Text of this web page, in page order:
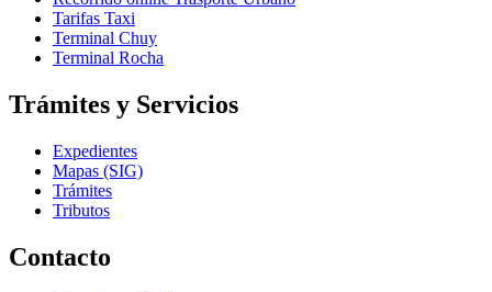
Tarifas Taxi
Terminal Chuy
Terminal Rocha
Trámites y Servicios
Expedientes
Mapas (SIG)
Trámites
Tributos
Contacto